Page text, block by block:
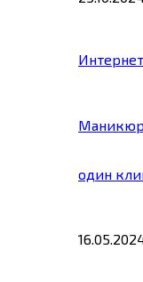
Интернет
один